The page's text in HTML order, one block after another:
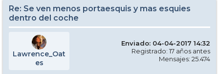
Re: Se ven menos portaesquis y mas esquies
dentro del coche
Lawrence_Oat
es
Enviado: 04-04-2017 14:32
Registrado: 17 años antes
Mensajes: 25.474